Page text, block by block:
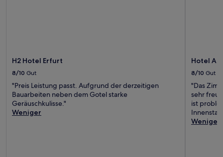
H2 Hotel Erfurt
8/10 Gut
"Preis Leistung passt. Aufgrund der derzeitigen
Bauarbeiten neben dem Gotel starke
Geräuschkulisse."
Weniger
Hotel
8/10 Gut
"Das
sehr
ist
Weniger